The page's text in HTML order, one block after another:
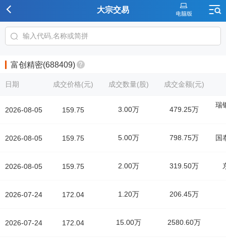
大宗交易
富创精密(688409)
日期
2026-08-05
2026-08-05
2026-08-05
2026-07-24
2026-07-24
成交价格(元) 成交数量(股) 成交金额(元)
159.75 3.00万 479.25万
瑞
159.75 5.00万 798.75万 国
159.75 2.00万 319.50万
172.04 1.20万 206.45万
172.04 15.00万 2580.60万